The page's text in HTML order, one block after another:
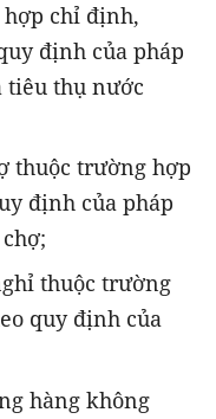
chỉ định,
định của pháp
tiêu thụ nước
thuộc trường hợp
định của pháp
thuộc trường
quy định của
hàng không